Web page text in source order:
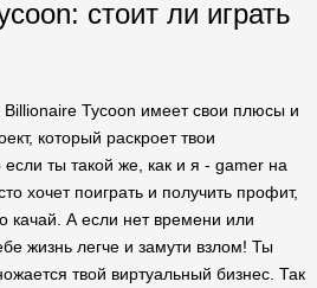
стоит ли играть
Billionaire Tycoon имеет свои плюсы и
который раскроет твои
ты такой же, как и я - gamer на
хочет поиграть и получить профит,
качай. А если нет времени или
жизнь легче и замути взлом! Ты
твой виртуальный бизнес. Так